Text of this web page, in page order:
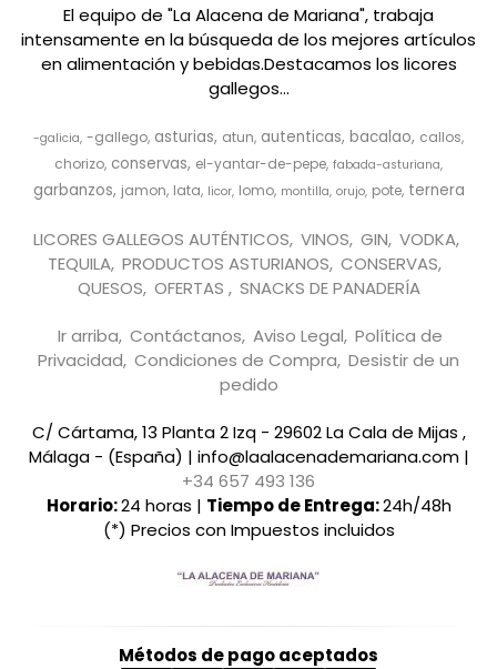
El equipo de "La Alacena de Mariana", trabaja
intensamente en la búsqueda de los mejores artículos
en alimentación y bebidas.Destacamos los licores
gallegos...
-galicia -gallego asturias atun autenticas bacalao callos
chorizo conservas el-yantar-de-pepe fabada-asturiana
garbanzos jamon lata licor lomo montilla orujo pote ternera
LICORES GALLEGOS AUTÉNTICOS VINOS GIN VODKA
TEQUILA PRODUCTOS ASTURIANOS CONSERVAS
QUESOS OFERTAS SNACKS DE PANADERÍA
Ir arriba Contáctanos Aviso Legal Política de
Privacidad Condiciones de Compra Desistir de un
pedido
C/ Cártama, 13 Planta 2 Izq - 29602 La Cala de Mijas ,
Málaga - (España) | info@laalacenademariana.com |
+34 657 493 136
Horario:24 horas | Tiempo de Entrega:24h/48h
(*) Precios con Impuestos incluidos
Métodos de pago aceptados